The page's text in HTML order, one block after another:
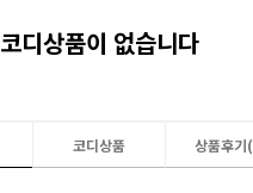
코디상품이 없습니다
코디상품 상품후기(